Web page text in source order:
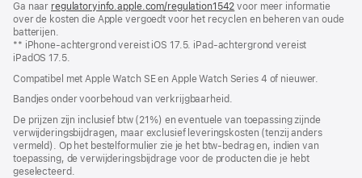
nieuw
venster
Ga naar regulatoryinfo.apple.com/regulation1542 (wordt
in
venster
voor meer informatie
over de kosten die Apple vergoedt voor het recyclen en beheren van oude
batterijen.
** iPhone-achtergrond vereist iOS 17.5. iPad-achtergrond vereist
iPadOS 17.5.
Compatibel met Apple Watch SE en Apple Watch Series 4 of nieuwer.
Bandjes onder voorbehoud van verkrijgbaarheid.
De prijzen zijn inclusief btw (21%) en eventuele van toepassing zijnde
verwijderingsbijdragen, maar exclusief leveringskosten (tenzij anders
vermeld). Op het bestelformulier zie je het btw-bedrag en, indien van
toepassing, de verwijderingsbijdrage voor de producten die je hebt
geselecteerd.